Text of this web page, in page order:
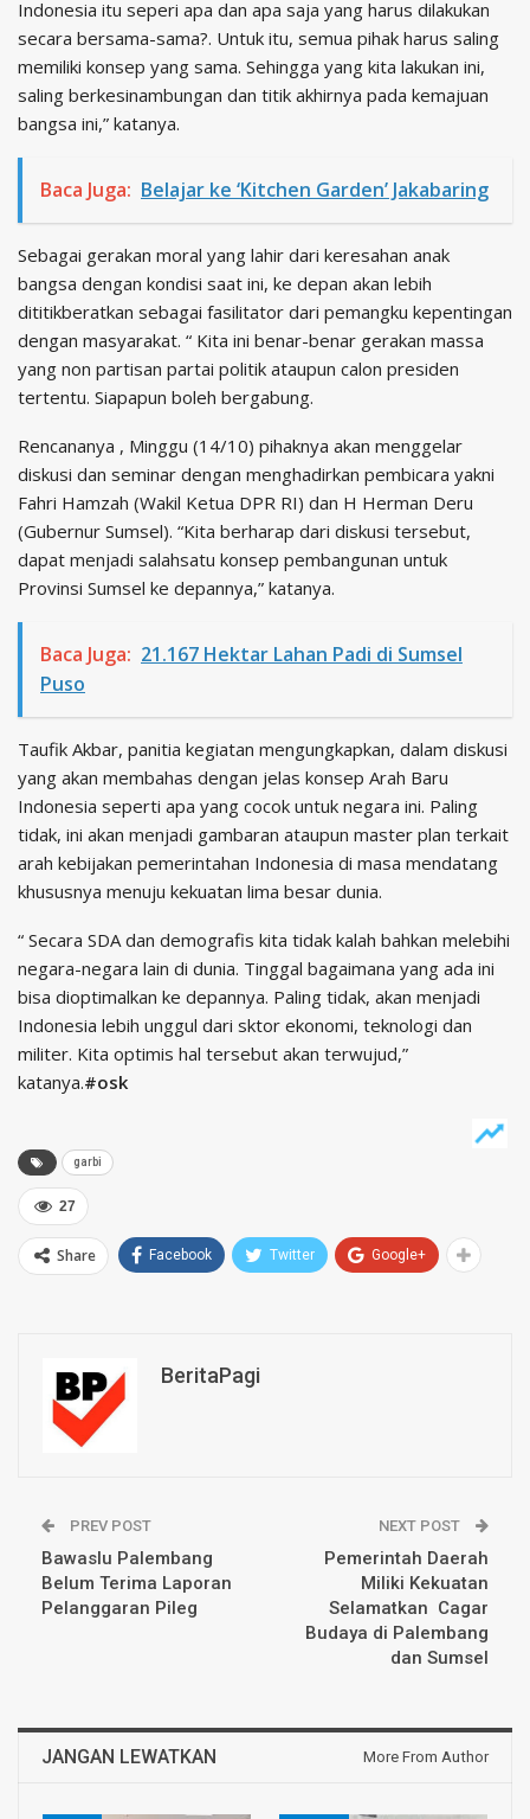
Indonesia itu seperi apa dan apa saja yang harus dilakukan
secara bersama-sama?. Untuk itu, semua pihak harus saling
memiliki konsep yang sama. Sehingga yang kita lakukan ini,
saling berkesinambungan dan titik akhirnya pada kemajuan
bangsa ini,” katanya.
Baca Juga: Belajar ke ‘Kitchen Garden’ Jakabaring
Sebagai gerakan moral yang lahir dari keresahan anak
bangsa dengan kondisi saat ini, ke depan akan lebih
dititikberatkan sebagai fasilitator dari pemangku kepentingan
dengan masyarakat. “ Kita ini benar-benar gerakan massa
yang non partisan partai politik ataupun calon presiden
tertentu. Siapapun boleh bergabung.
Rencananya , Minggu (14/10) pihaknya akan menggelar
diskusi dan seminar dengan menghadirkan pembicara yakni
Fahri Hamzah (Wakil Ketua DPR RI) dan H Herman Deru
(Gubernur Sumsel). “Kita berharap dari diskusi tersebut,
dapat menjadi salahsatu konsep pembangunan untuk
Provinsi Sumsel ke depannya,” katanya.
Baca Juga: 21.167 Hektar Lahan Padi di Sumsel
Puso
Taufik Akbar, panitia kegiatan mengungkapkan, dalam diskusi
yang akan membahas dengan jelas konsep Arah Baru
Indonesia seperti apa yang cocok untuk negara ini. Paling
tidak, ini akan menjadi gambaran ataupun master plan terkait
arah kebijakan pemerintahan Indonesia di masa mendatang
khususnya menuju kekuatan lima besar dunia.
“ Secara SDA dan demografis kita tidak kalah bahkan melebihi
negara-negara lain di dunia. Tinggal bagaimana yang ada ini
bisa dioptimalkan ke depannya. Paling tidak, akan menjadi
Indonesia lebih unggul dari sktor ekonomi, teknologi dan
militer. Kita optimis hal tersebut akan terwujud,”
katanya.#osk
garbi
27
Share Facebook Twitter Google+
BeritaPagi
PREV POST
Bawaslu Palembang
Belum Terima Laporan
Pelanggaran Pileg
NEXT POST
Pemerintah Daerah
Miliki Kekuatan
Selamatkan Cagar
Budaya di Palembang
dan Sumsel
JANGAN LEWATKAN More From Author